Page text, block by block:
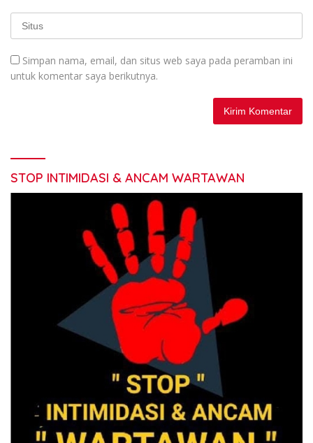
Simpan nama, email, dan situs web saya pada peramban ini
untuk komentar saya berikutnya.
STOP INTIMIDASI & ANCAM WARTAWAN